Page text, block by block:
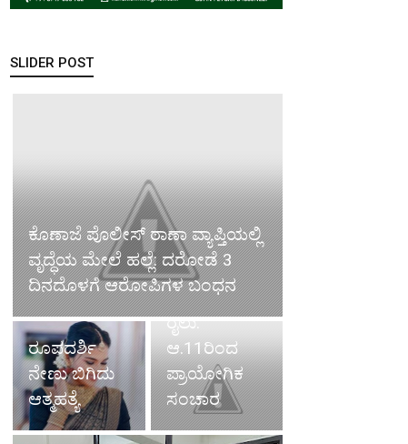
SLIDER POST
ಕೊಣಾಜೆ ಪೊಲೀಸ್ ಠಾಣಾ ವ್ಯಾಪ್ತಿಯಲ್ಲಿ
ವೃದ್ಧೆಯ ಮೇಲೆ ಹಲ್ಲೆ: ದರೋಡೆ 3
ದಿನದೊಳಗೆ ಆರೋಪಿಗಳ ಬಂಧನ
ರೂಪದರ್ಶಿ
ನೇಣು ಬಿಗಿದು
ಆತ್ಮಹತ್ಯೆ
ಬೆಂ-ಮಂ.
ವಂದೇ ಭಾರತ್
ರೈಲು:
ಆ.11ರಿಂದ
ಪ್ರಾಯೋಗಿಕ
ಸಂಚಾರ